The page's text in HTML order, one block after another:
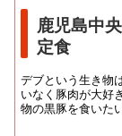
鹿児島中
定食
デブという生き物
いなく豚肉が大好
物の黒豚を食いた